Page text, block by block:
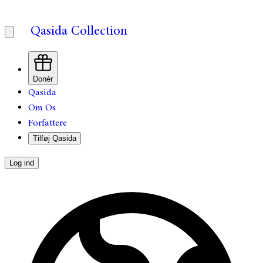
Qasida Collection
Donér
Qasida
Om Os
Forfattere
Tilføj Qasida
Log ind